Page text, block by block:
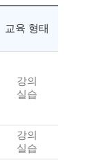
교육 형태
강의
실습
강의
실습